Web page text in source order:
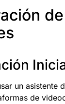
un asistente
de